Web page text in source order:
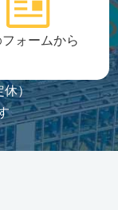
ォームから
休）